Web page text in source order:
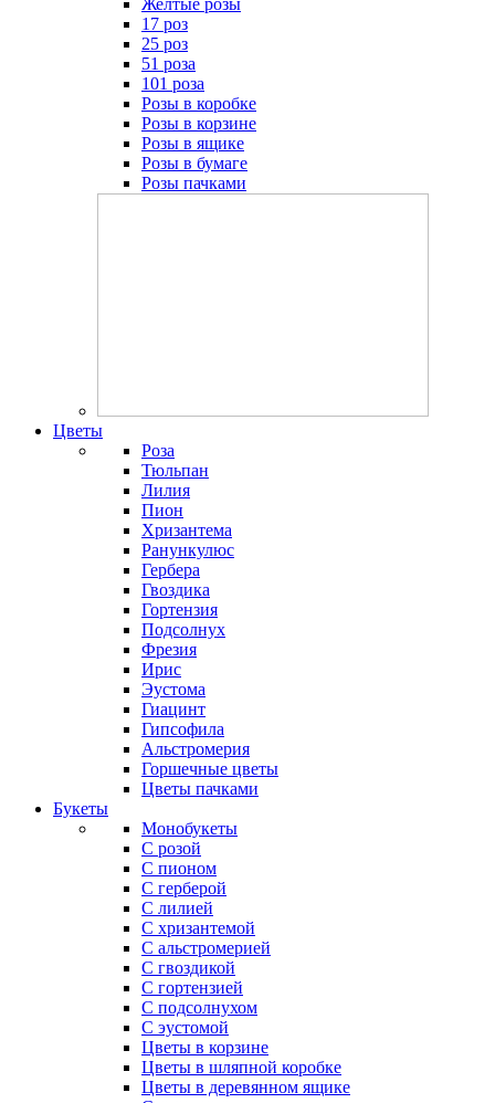
17 роз
25 роз
51 роза
101 роза
Розы в коробке
Розы в корзине
Розы в ящике
Розы в бумаге
Розы пачками
Цветы
Роза
Тюльпан
Лилия
Пион
Хризантема
Ранункулюс
Гербера
Гвоздика
Гортензия
Подсолнух
Фрезия
Ирис
Эустома
Гиацинт
Гипсофила
Альстромерия
Горшечные цветы
Цветы пачками
Букеты
Монобукеты
С розой
С пионом
С герберой
С лилией
С хризантемой
С альстромерией
С гвоздикой
С гортензией
С подсолнухом
С эустомой
Цветы в корзине
Цветы в шляпной коробке
Цветы в деревянном ящике